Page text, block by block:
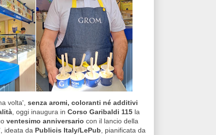
volta', senza aromi, coloranti né additivi
, oggi inaugura in Corso Garibaldi 115 la
ventesimo anniversario con il lancio della
ideata da Publicis Italy/LePub, pianificata da